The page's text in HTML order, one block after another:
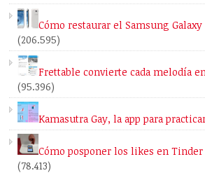
Cómo restaurar el Samsung
(206.595)
Frettable convierte cada melodía
(95.396)
Kamasutra Gay, la app para
Cómo posponer los likes en
(78.413)